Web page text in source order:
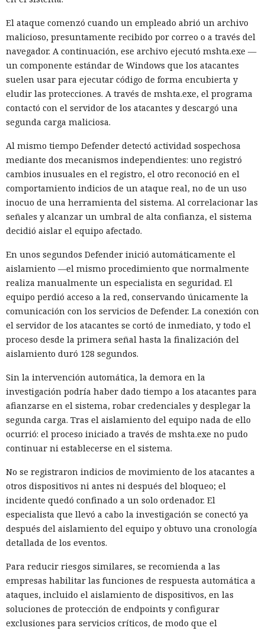
El ataque comenzó cuando un empleado abrió un archivo
malicioso, presuntamente recibido por correo o a través del
navegador. A continuación, ese archivo ejecutó mshta.exe —
un componente estándar de Windows que los atacantes
suelen usar para ejecutar código de forma encubierta y
eludir las protecciones. A través de mshta.exe, el programa
contactó con el servidor de los atacantes y descargó una
segunda carga maliciosa.
Al mismo tiempo Defender detectó actividad sospechosa
mediante dos mecanismos independientes: uno registró
cambios inusuales en el registro, el otro reconoció en el
comportamiento indicios de un ataque real, no de un uso
inocuo de una herramienta del sistema. Al correlacionar las
señales y alcanzar un umbral de alta confianza, el sistema
decidió aislar el equipo afectado.
En unos segundos Defender inició automáticamente el
aislamiento —el mismo procedimiento que normalmente
realiza manualmente un especialista en seguridad. El
equipo perdió acceso a la red, conservando únicamente la
comunicación con los servicios de Defender. La conexión con
el servidor de los atacantes se cortó de inmediato, y todo el
proceso desde la primera señal hasta la finalización del
aislamiento duró 128 segundos.
Sin la intervención automática, la demora en la
investigación podría haber dado tiempo a los atacantes para
afianzarse en el sistema, robar credenciales y desplegar la
segunda carga. Tras el aislamiento del equipo nada de ello
ocurrió: el proceso iniciado a través de mshta.exe no pudo
continuar ni establecerse en el sistema.
No se registraron indicios de movimiento de los atacantes a
otros dispositivos ni antes ni después del bloqueo; el
incidente quedó confinado a un solo ordenador. El
especialista que llevó a cabo la investigación se conectó ya
después del aislamiento del equipo y obtuvo una cronología
detallada de los eventos.
Para reducir riesgos similares, se recomienda a las
empresas habilitar las funciones de respuesta automática a
ataques, incluido el aislamiento de dispositivos, en las
soluciones de protección de endpoints y configurar
exclusiones para servicios críticos, de modo que el